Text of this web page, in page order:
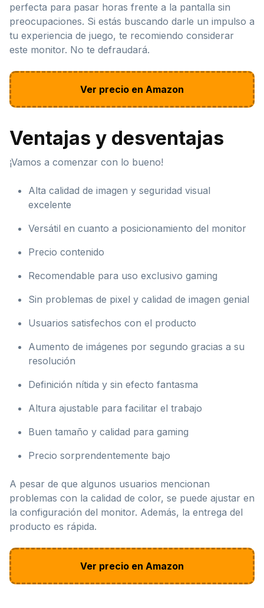
perfecta para pasar horas frente a la pantalla sin
preocupaciones. Si estás buscando darle un impulso a
tu experiencia de juego, te recomiendo considerar
este monitor. No te defraudará.
Ver precio en Amazon
Ventajas y desventajas
¡Vamos a comenzar con lo bueno!
Alta calidad de imagen y seguridad visual
excelente
Versátil en cuanto a posicionamiento del monitor
Precio contenido
Recomendable para uso exclusivo gaming
Sin problemas de pixel y calidad de imagen genial
Usuarios satisfechos con el producto
Aumento de imágenes por segundo gracias a su
resolución
Definición nítida y sin efecto fantasma
Altura ajustable para facilitar el trabajo
Buen tamaño y calidad para gaming
Precio sorprendentemente bajo
A pesar de que algunos usuarios mencionan
problemas con la calidad de color, se puede ajustar en
la configuración del monitor. Además, la entrega del
producto es rápida.
Ver precio en Amazon